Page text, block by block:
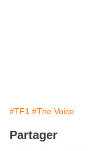
#TF1 #The Voice
Partager